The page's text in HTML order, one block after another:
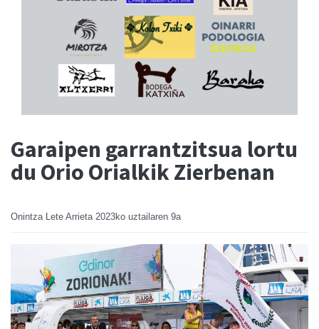
Garaipen garrantzitsua lortu
du Orio Orialkik Zierbenan
Onintza Lete Arrieta 2023ko uztailaren 9a